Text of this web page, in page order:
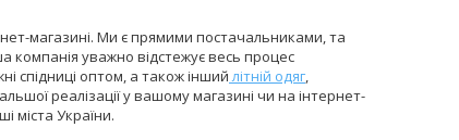
магазині. Ми є прямими постачальниками, та
уважно відстежує весь процес
спідниці оптом, а також іншийлітній одяг,
реалізації у вашому магазині чи на інтернет-
міста України.